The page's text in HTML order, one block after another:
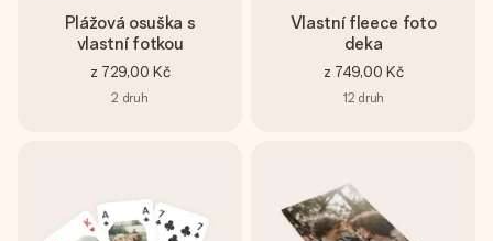
Plážová osuška s
vlastní fotkou
z 729,00 Kč
2 druh
Vlastní fleece foto
deka
z 749,00 Kč
12 druh